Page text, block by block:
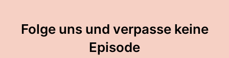
Folge uns und verpasse keine
Episode